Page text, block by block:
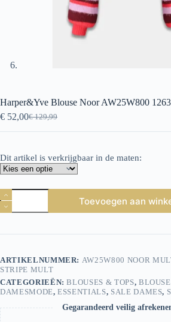
Harper&Yve Blouse Noor AW25W800
€129,99
Oorspronkelijke
prijs
€ 129,99.
€ 52,00Huidige
prijs
€ 52,00.
Dit artikel is verkrijgbaar in de maten:
Harper&Yve
Blouse
Noor
1263
Toevoegen aan
ARTIKELNUMMER: AW25W800 NOOR
STRIPE MULT
CATEGORIEËN:BLOUSES & TOPS,
DAMESMODE,ESSENTIALS, SALE DAMES,
Gegarandeerd veilig